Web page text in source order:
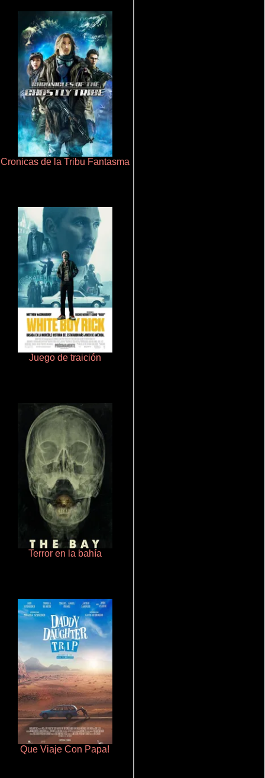
Cronicas de la Tribu Fantasma
Juego de traición
Terror en la bahía
Que Viaje Con Papa!